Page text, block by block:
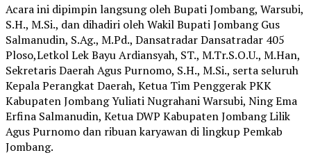
Acara ini dipimpin langsung oleh Bupati Jombang, Warsubi,
S.H., M.Si., dan dihadiri oleh Wakil Bupati Jombang Gus
Salmanudin, S.Ag., M.Pd., Dansatradar Dansatradar 405
Ploso,Letkol Lek Bayu Ardiansyah, ST., M.Tr.S.O.U., M.Han,
Sekretaris Daerah Agus Purnomo, S.H., M.Si., serta seluruh
Kepala Perangkat Daerah, Ketua Tim Penggerak PKK
Kabupaten Jombang Yuliati Nugrahani Warsubi, Ning Ema
Erfina Salmanudin, Ketua DWP Kabupaten Jombang Lilik
Agus Purnomo dan ribuan karyawan di lingkup Pemkab
Jombang.